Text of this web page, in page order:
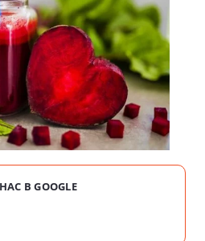
В GOOGLE